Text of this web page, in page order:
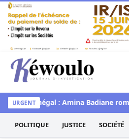
Aller au contenu
Kéwoulo, le premier site
URGENT
Miss Sénégal : Amina Badiane
POLITIQUE JUSTICE SOCIÉTÉ